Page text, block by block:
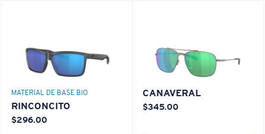
MATERIAL DE BASE BIO
RINCONCITO
$296.00
CANAVERAL
$345.00